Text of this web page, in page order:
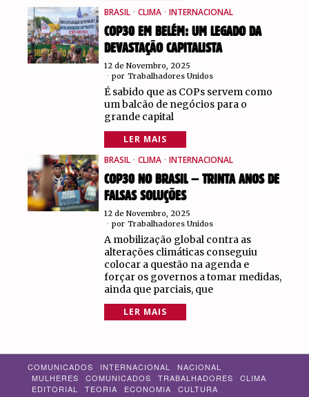
BRASIL · CLIMA · INTERNACIONAL
COP30 EM BELÉM: UM LEGADO DA
DEVASTAÇÃO CAPITALISTA
12 de Novembro, 2025
por Trabalhadores Unidos
É sabido que as COPs servem como
um balcão de negócios para o
grande capital
LER MAIS
BRASIL · CLIMA · INTERNACIONAL
COP30 NO BRASIL – TRINTA ANOS DE
FALSAS SOLUÇÕES
12 de Novembro, 2025
por Trabalhadores Unidos
A mobilização global contra as
alterações climáticas conseguiu
colocar a questão na agenda e
forçar os governos a tomar medidas,
ainda que parciais, que
LER MAIS
COMUNICADOS INTERNACIONAL
NACIONAL
MULHERES
COMUNICADOS TRABALHADORES
CLIMA
EDITORIAL
TEORIA ECONOMIA
CULTURA